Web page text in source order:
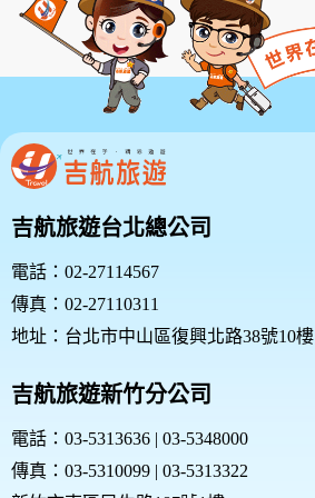
吉航旅遊台北總公司
電話：02-27114567
傳真：02-27110311
地址：台北市中山區復興北路38號10樓
吉航旅遊新竹分公司
電話：03-5313636 | 03-5348000
傳真：03-5310099 | 03-5313322